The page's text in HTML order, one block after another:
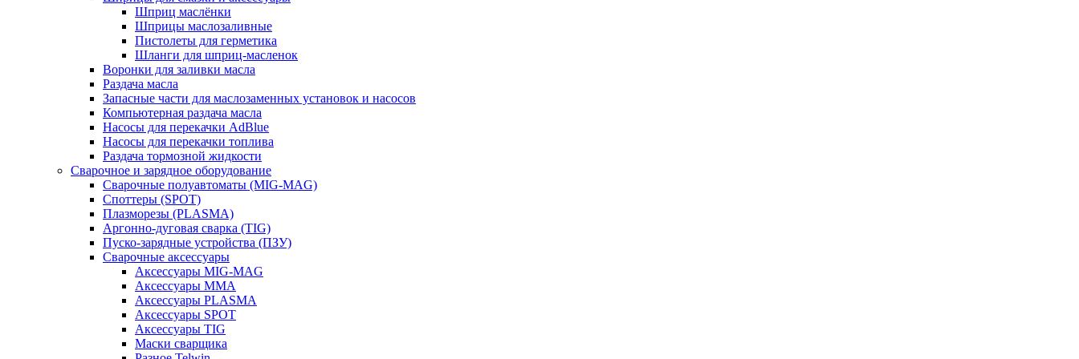
Шприц маслёнки
Шприцы маслозаливные
Пистолеты для герметика
Шланги для шприц-масленок
Воронки для заливки масла
Раздача масла
Запасные части для маслозаменных установок и насосов
Компьютерная раздача масла
Насосы для перекачки AdBlue
Насосы для перекачки топлива
Раздача тормозной жидкости
Сварочное и зарядное оборудование
Сварочные полуавтоматы (MIG-MAG)
Споттеры (SPOT)
Плазморезы (PLASMA)
Аргонно-дуговая сварка (TIG)
Пуско-зарядные устройства (ПЗУ)
Сварочные аксессуары
Аксессуары MIG-MAG
Аксессуары MMA
Аксессуары PLASMA
Аксессуары SPOT
Аксессуары TIG
Маски сварщика